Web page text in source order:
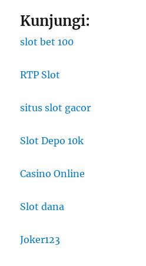
Kunjungi:
slot bet 100
RTP Slot
situs slot gacor
Slot Depo 10k
Casino Online
Slot dana
Joker123